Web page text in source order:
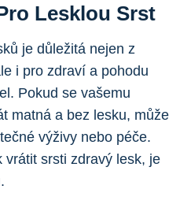
Lesklou Srst
⁢je důležitá nejen ⁢z⁢
i pro zdraví a pohodu
Pokud se vašemu⁤
matná⁢ a bez lesku, může
výživy nebo péče.
srsti zdravý lesk, je